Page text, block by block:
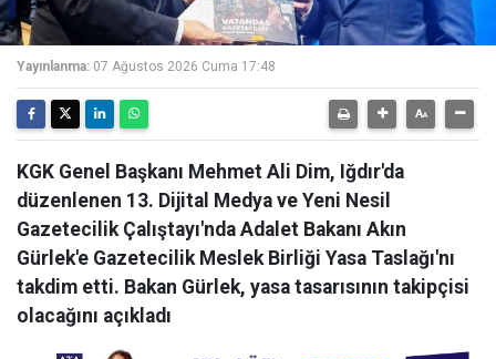
Yayınlanma: 07 Ağustos 2026 Cuma 17:48
KGK Genel Başkanı Mehmet Ali Dim, Iğdır'da
düzenlenen 13. Dijital Medya ve Yeni Nesil
Gazetecilik Çalıştayı'nda Adalet Bakanı Akın
Gürlek'e Gazetecilik Meslek Birliği Yasa Taslağı'nı
takdim etti. Bakan Gürlek, yasa tasarısının takipçisi
olacağını açıkladı